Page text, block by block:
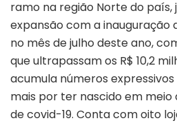
ramo na região Norte do país,
expansão com a inauguração
no mês de julho deste ano,
que ultrapassam os R$ 10,2
acumula números
mais por ter nascido em meio
de covid-19. Conta com oito